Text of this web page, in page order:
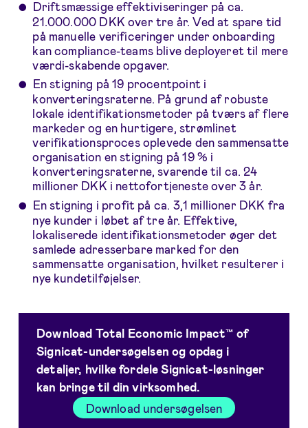
Driftsmæssige effektiviseringer på ca.
21.000.000 DKK over tre år. Ved at spare tid
på manuelle verificeringer under onboarding
kan compliance-teams blive deployeret til mere
værdi-skabende opgaver.
En stigning på 19 procentpoint i
konverteringsraterne. På grund af robuste
lokale identifikationsmetoder på tværs af flere
markeder og en hurtigere, strømlinet
verifikationsproces oplevede den sammensatte
organisation en stigning på 19 % i
konverteringsraterne, svarende til ca. 24
millioner DKK i nettofortjeneste over 3 år.
En stigning i profit på ca. 3,1 millioner DKK fra
nye kunder i løbet af tre år. Effektive,
lokaliserede identifikationsmetoder øger det
samlede adresserbare marked for den
sammensatte organisation, hvilket resulterer i
nye kundetilføjelser.
Download Total Economic Impact™ of
Signicat-undersøgelsen og opdag i
detaljer, hvilke fordele Signicat-løsninger
kan bringe til din virksomhed.
Download undersøgelsen